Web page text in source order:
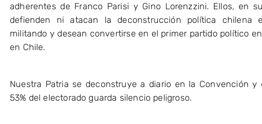
adherentes de Franco Parisi y Gino Lorenzzini. Ellos, en
defienden ni atacan la deconstrucción política chilena
militando y desean convertirse en el primer partido político
en Chile.
Nuestra Patria se deconstruye a diario en la Convención
53% del electorado guarda silencio peligroso.